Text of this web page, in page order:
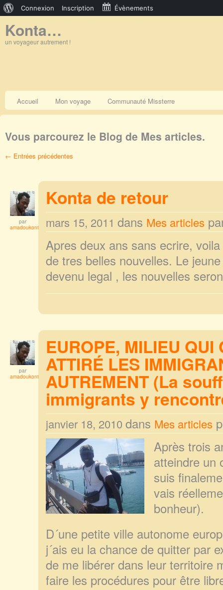
Konta…
un voyageur autrement !
Accueil Mon voyage Communauté Missterre
Vous parcourez le Blog de Mes articles.
← Entrées précédentes
par
amadoukonta
Konta de retour
mars 15, 2011 dans Mes articles
Apres deux ans sans ecrire,
de tres belles nouvelles. Le
devenu legal , les nouvelles
par
amadoukonta
EUROPE, MILIEU QUI
ATTIRÉ LES
AUTREMENT (La
immigrants y
janvier 18, 2010 dans Mes articles
Après trois
atteindre un
suis
vais
bonheur).
D´une petite ville autonome
j´ais eu la chance de quitter par
de me libérer dans leur territoire
faire les procédures pour être
propos
de
Connexion Inscription Évènements